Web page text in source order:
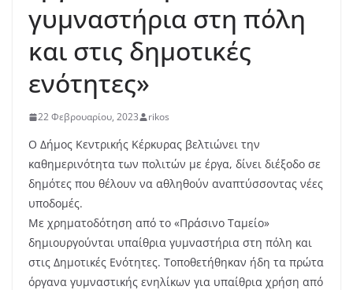
γυμναστήρια στη πόλη
και στις δημοτικές
ενότητες»
22 Φεβρουαρίου, 2023 rikos
Ο Δήμος Κεντρικής Κέρκυρας βελτιώνει την
καθημερινότητα των πολιτών με έργα, δίνει διέξοδο σε
δημότες που θέλουν να αθληθούν αναπτύσσοντας νέες
υποδομές.
Με χρηματοδότηση από το «Πράσινο Ταμείο»
δημιουργούνται υπαίθρια γυμναστήρια στη πόλη και
στις Δημοτικές Ενότητες. Τοποθετήθηκαν ήδη τα πρώτα
όργανα γυμναστικής ενηλίκων για υπαίθρια χρήση από